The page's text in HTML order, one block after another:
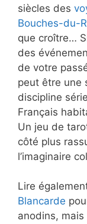
siècles des
Bouches-du-
que croître…
des
de votre
peut être une
discipline
Français
Un jeu de
côté plus
l’imaginaire
Lire
Blancarde
anodins, mais